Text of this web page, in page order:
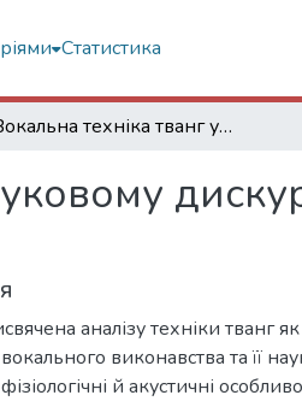
Статистика
Вокальна техніка тванг у науковому дискурсі кінця ХХ – першої чверті ХХІ століття
аналізу техніки тванг
виконавства та її
й акустичні